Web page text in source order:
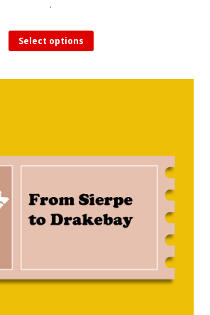
.
Select options
may
chosen
on
page